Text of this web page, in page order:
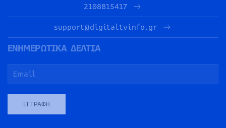
2108815417
support@digitaltvinfo.gr
ΕΝΗΜΕΡΩΤΙΚΑ ΔΕΛΤΙΑ
ΕΓΓΡΑΦΉ